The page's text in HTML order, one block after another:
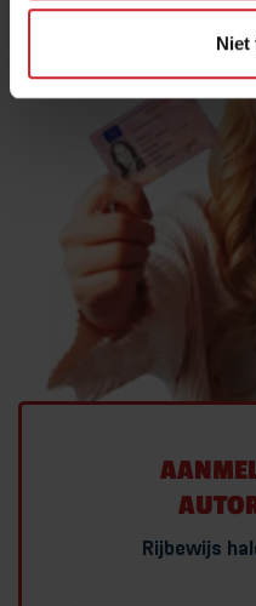
Niet
Rijbewijs